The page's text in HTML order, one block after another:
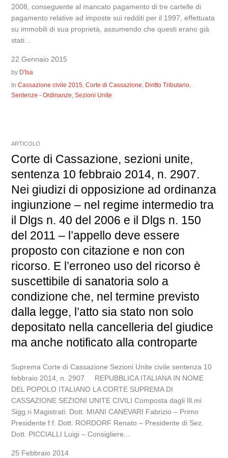
2008, conseguente al mancato pagamento di tre cartelle di
pagamento relative ad imposte sui redditi per il 1997, effettuata
su immobili di sua proprietà, assumendo che questi erano già
stati...
22 Gennaio 2015
by D'Isa
InCassazione civile 2015,Corte di Cassazione, Diritto Tributario,
Sentenze - Ordinanze,Sezioni Unite
ARTICOLO
Corte di Cassazione, sezioni unite,
sentenza 10 febbraio 2014, n. 2907.
Nei giudizi di opposizione ad ordinanza
ingiunzione – nel regime intermedio tra
il Dlgs n. 40 del 2006 e il Dlgs n. 150
del 2011 – l’appello deve essere
proposto con citazione e non con
ricorso. E l’erroneo uso del ricorso è
suscettibile di sanatoria solo a
condizione che, nel termine previsto
dalla legge, l’atto sia stato non solo
depositato nella cancelleria del giudice
ma anche notificato alla controparte
Suprema Corte di Cassazione Sezioni Unite civile sentenza 10
febbraio 2014, n. 2907 REPUBBLICA ITALIANA IN NOME
DEL POPOLO ITALIANO LA CORTE SUPREMA DI
CASSAZIONE SEZIONI UNITE CIVILI Composta dagli Ill.mi
Sigg.ri Magistrati: Dott. MIANI CANEVARI Fabrizio – Primo
Presidente f.f. Dott. RORDORF Renato – Presidente di Sez.
Dott. PICCIALLI Luigi – Consigliere...
25 Febbraio 2014